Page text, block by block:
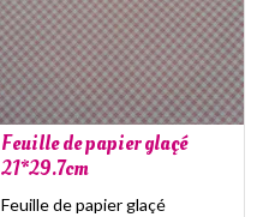
Feuille de papier glaçé
21*29.7cm
Feuille de papier glaçé